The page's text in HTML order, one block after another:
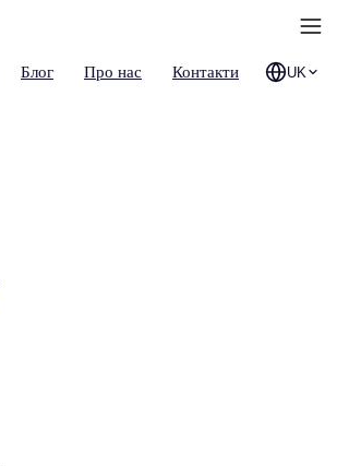
Блог Про нас Контакти UK